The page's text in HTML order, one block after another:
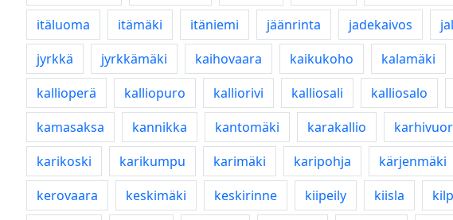
itäluoma
itämäki itäniemi jäänrinta jadekaivos
jyrkkä
jyrkkämäki kaihovaara kaikukoho kalamäki
kallioperä
kalliopuro kalliorivi kalliosali kalliosalo
kamasaksa
kannikka kantomäki karakallio
karikoski
karikumpu karimäki karipohja kärjenmäki
kerovaara
keskimäki keskirinne kiipeily kiisla